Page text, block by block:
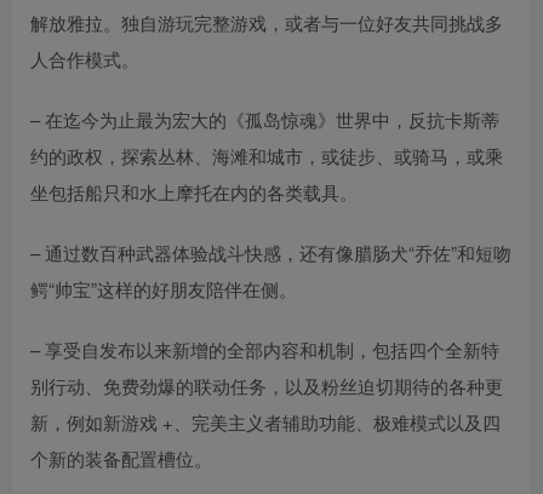
解放雅拉。独自游玩完整游戏，或者与一位好友共同挑战多
人合作模式。
– 在迄今为止最为宏大的《孤岛惊魂》世界中，反抗卡斯蒂
约的政权，探索丛林、海滩和城市，或徒步、或骑马，或乘
坐包括船只和水上摩托在内的各类载具。
– 通过数百种武器体验战斗快感，还有像腊肠犬“乔佐”和短吻
鳄“帅宝”这样的好朋友陪伴在侧。
– 享受自发布以来新增的全部内容和机制，包括四个全新特
别行动、免费劲爆的联动任务，以及粉丝迫切期待的各种更
新，例如新游戏 +、完美主义者辅助功能、极难模式以及四
个新的装备配置槽位。